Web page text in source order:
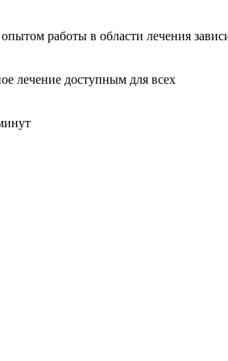
работы в области лечения
лечение доступным для всех